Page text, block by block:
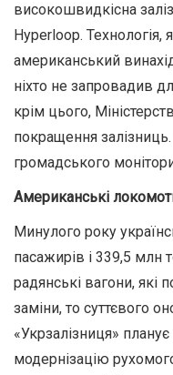
високошвидкісна
Hyperloop. Технологія,
американський
ніхто не запровадив
крім цього,
покращення
громадського
Американські
Минулого року
пасажирів і 339,5
радянські вагони, які
заміни, то суттєвого
«Укрзалізниця»
модернізацію